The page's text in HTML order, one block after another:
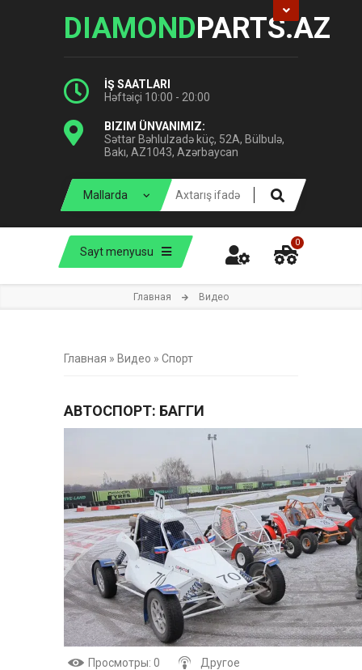
DIAMONDPARTS.AZ
İŞ SAATLARI
Həftəiçi 10:00 - 20:00
BIZIM ÜNVANIMIZ:
Səttar Bəhlulzadə küç, 52A, Bülbulə,
Bakı, AZ1043, Azərbaycan
Sayt menyusu
0
Главная Видео
Главная » Видео » Спорт
АВТОСПОРТ: БАГГИ
Просмотры: 0 Другое